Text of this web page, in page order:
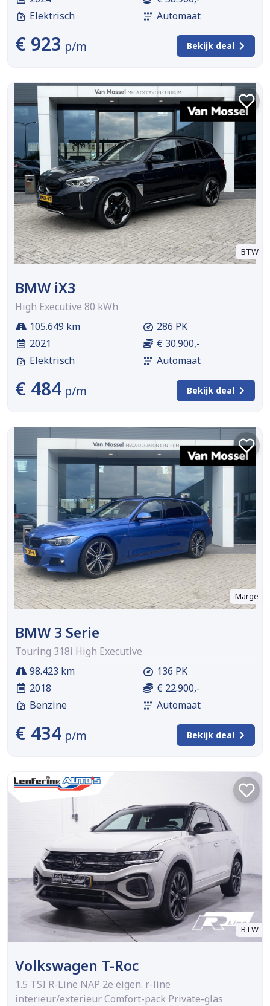
Elektrisch
Automaat
€ 923 p/m Bekijk deal
BTW
BMW iX3
High Executive 80 kWh
105.649 km
2021
Elektrisch
286 PK
€ 30.900,-
Automaat
€ 484 p/m Bekijk deal
Marge
BMW 3 Serie
Touring 318i High Executive
98.423 km
2018
Benzine
136 PK
€ 22.900,-
Automaat
€ 434 p/m Bekijk deal
BTW
Volkswagen T-Roc
1.5 TSI R-Line NAP 2e eigen. r-line
interieur/exterieur Comfort-pack Private-glas